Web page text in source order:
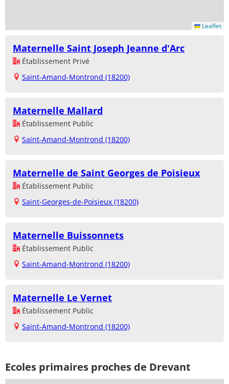
Leaflet
Maternelle Saint Joseph Jeanne d'Arc
Établissement Privé
Saint-Amand-Montrond (18200)
Maternelle Mallard
Établissement Public
Saint-Amand-Montrond (18200)
Maternelle de Saint Georges de Poisieux
Établissement Public
Saint-Georges-de-Poisieux (18200)
Maternelle Buissonnets
Établissement Public
Saint-Amand-Montrond (18200)
Maternelle Le Vernet
Établissement Public
Saint-Amand-Montrond (18200)
Ecoles primaires proches de Drevant